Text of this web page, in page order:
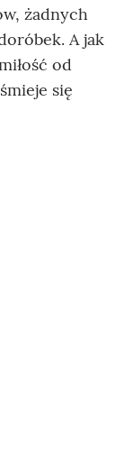
żadnych
A jak
od
się